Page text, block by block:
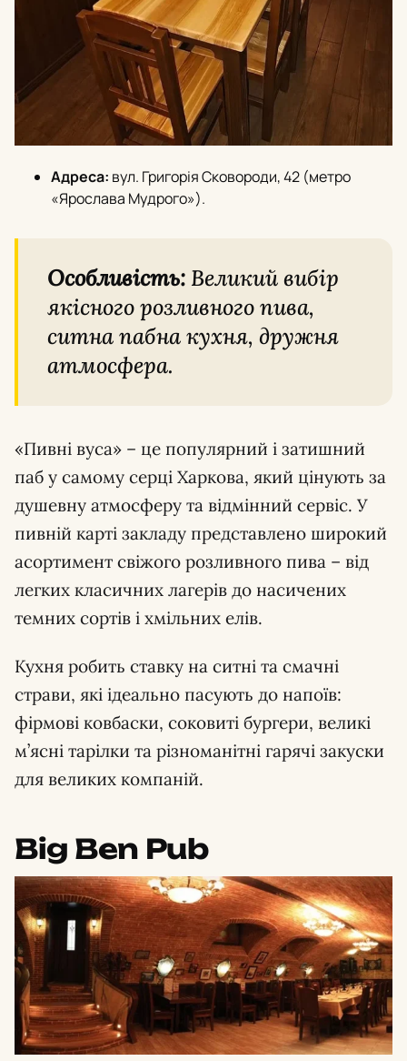
Адреса: вул. Григорія Сковороди, 42 (метро
«Ярослава Мудрого»).
Особливість: Великий вибір
якісного розливного пива,
ситна пабна кухня, дружня
атмосфера.
«Пивні вуса» – це популярний і затишний
паб у самому серці Харкова, який цінують за
душевну атмосферу та відмінний сервіс. У
пивній карті закладу представлено широкий
асортимент свіжого розливного пива – від
легких класичних лагерів до насичених
темних сортів і хмільних елів.
Кухня робить ставку на ситні та смачні
страви, які ідеально пасують до напоїв:
фірмові ковбаски, соковиті бургери, великі
м’ясні тарілки та різноманітні гарячі закуски
для великих компаній.
Big Ben Pub